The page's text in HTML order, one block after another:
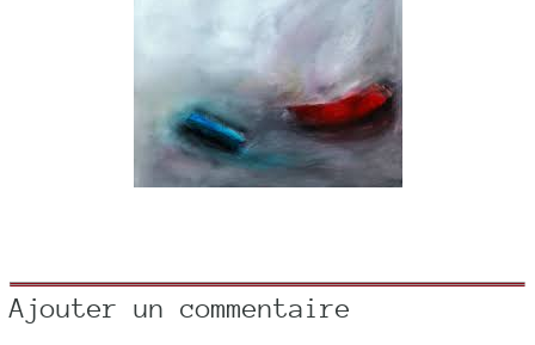
Ajouter un commentaire